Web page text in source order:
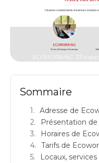
ECOWORKING 33:
Sommaire
Adresse de
Présentation
Horaires de
Tarifs de
Locaux,